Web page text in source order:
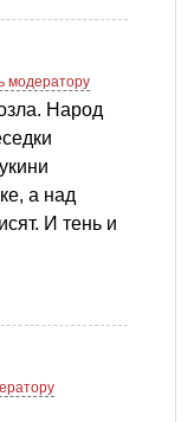
модератору
Народ
а над
И тень и